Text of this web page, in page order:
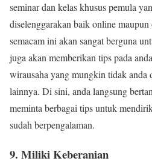
seminar dan kelas khusus pemula
diselenggarakan baik online
semacam ini akan sangat berguna
juga akan memberikan tips pada
wirausaha yang mungkin tidak anda
lainnya. Di sini, anda langsung
meminta berbagai tips untuk
sudah berpengalaman.
9. Miliki Keberanian